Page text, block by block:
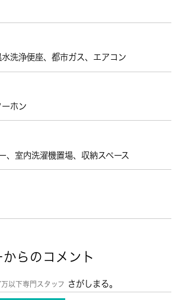
水洗浄便座、 都市ガス、 エアコン
ホン
、 室内洗濯機置場、 収納スペース
からのコメント
以下専門スタッフ さがしまる。